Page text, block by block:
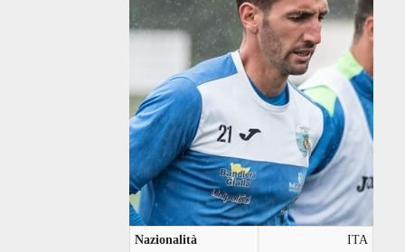
Nazionalità
ITA